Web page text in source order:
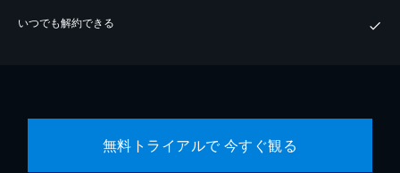
いつでも解約できる
無料トライアルで 今すぐ観る